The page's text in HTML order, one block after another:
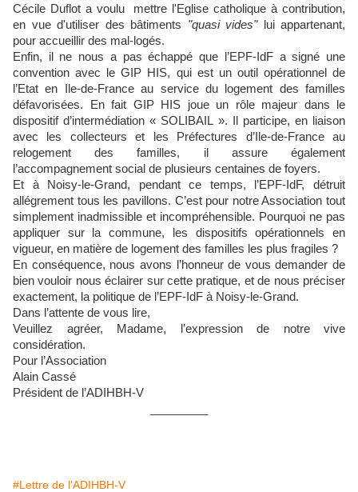
Cécile Duflot a voulu
mettre l'Eglise catholique à contribution,
en vue d'utiliser des bâtiments "quasi vides"lui appartenant,
pour accueillir des mal-logés.
Enfin, il ne nous a pas échappé que l’EPF-IdF a signé une
convention avec le GIP HIS, qui est un outil opérationnel de
l’Etat en Ile-de-France au service du logement des familles
défavorisées. En fait GIP HIS joue un rôle majeur dans le
dispositif d’intermédiation « SOLIBAIL ». Il participe, en liaison
avec les collecteurs et les Préfectures d’Ile-de-France au
relogement des familles, il assure également
l’accompagnement social de plusieurs centaines de foyers.
Et à Noisy-le-Grand, pendant ce temps, l’EPF-IdF, détruit
allégrement tous les pavillons. C’est pour notre Association tout
simplement inadmissible et incompréhensible. Pourquoi ne pas
appliquer sur la commune, les dispositifs opérationnels en
vigueur, en matière de logement des familles les plus fragiles ?
En conséquence, nous avons l’honneur de vous demander de
bien vouloir nous éclairer sur cette pratique, et de nous préciser
exactement, la politique de l’EPF-IdF à Noisy-le-Grand.
Dans l’attente de vous lire,
Veuillez agréer, Madame, l’expression de notre vive
considération.
Pour l’Association
Alain Cassé
Président de l’ADIHBH-V
#Lettre de l'ADIHBH-V